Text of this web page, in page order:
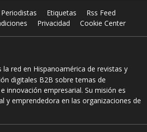
Periodistas Etiquetas
Rss Feed
Privacidad Cookie Center
la red en Hispanoamérica de revistas y
digitales B2B sobre temas de
innovación empresarial. Su misión es
y emprendedora en las organizaciones de